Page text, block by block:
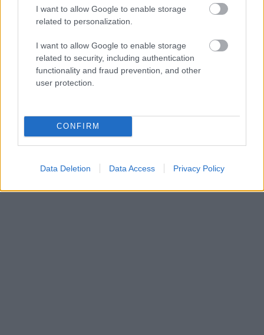
I want to allow Google to enable storage
related to personalization.
I want to allow Google to enable storage
related to security, including authentication
functionality and fraud prevention, and other
user protection.
CONFIRM
Data Deletion Data Access Privacy Policy